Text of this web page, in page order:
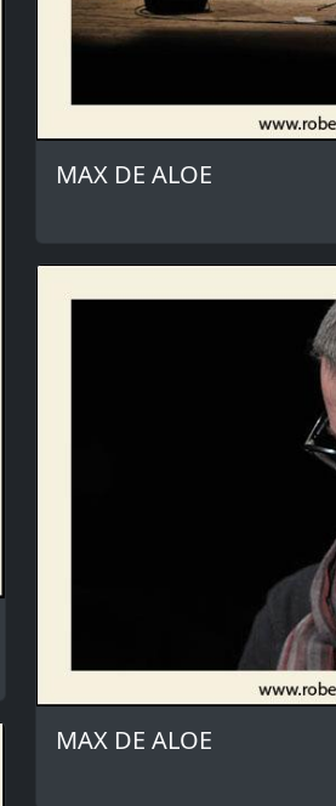
MAX DE ALOE
MAX DE ALOE